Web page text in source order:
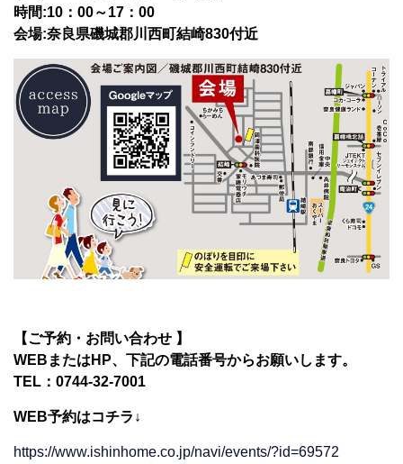
時間:10：00～17：00
会場:奈良県磯城郡川西町結崎830付近
【ご予約・お問い合わせ 】
WEBまたはHP、下記の電話番号からお願いします。
TEL：0744-32-7001
WEB予約はコチラ↓
https://www.ishinhome.co.jp/navi/events/?id=69572